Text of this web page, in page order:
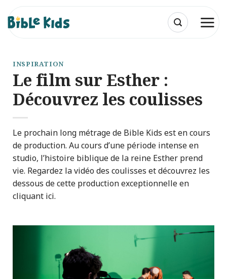
Passer
au
contenu
INSPIRATION
Le film sur Esther :
Découvrez les coulisses
Le prochain long métrage de Bible Kids est en cours
de production. Au cours d’une période intense en
studio, l’histoire biblique de la reine Esther prend
vie. Regardez la vidéo des coulisses et découvrez les
dessous de cette production exceptionnelle en
cliquant ici.